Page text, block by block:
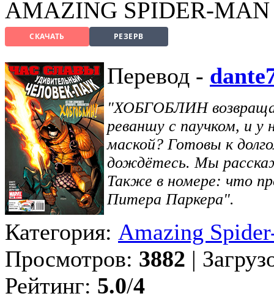
AMAZING SPIDER-MAN
СКАЧАТЬ РЕЗЕРВ
Перевод -
"ХОБГОБЛИН
реваншу с паучком, и
маской? Готовы к
дождётесь. Мы
Также в номере: что
Питера Паркера".
Категория: Amazing
Просмотров: 3882 |
Рейтинг: 5.0/4